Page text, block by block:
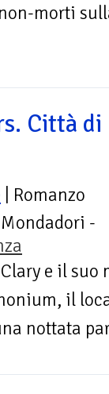
morti
Città di
| Romanzo
-
e il
il
nottata